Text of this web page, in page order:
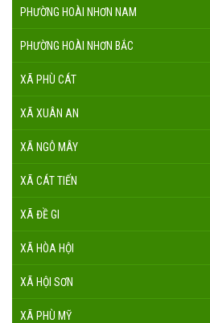
PHƯỜNG HOÀI NHƠN NAM
PHƯỜNG HOÀI NHƠN BẮC
XÃ PHÙ CÁT
XÃ XUÂN AN
XÃ NGÔ MÂY
XÃ CÁT TIẾN
XÃ ĐỀ GI
XÃ HÒA HỘI
XÃ HỘI SƠN
XÃ PHÙ MỸ